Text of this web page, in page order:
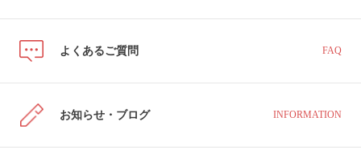
よくあるご質問 FAQ
お知らせ・ブログ INFORMATION